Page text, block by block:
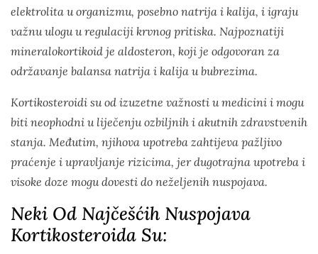
elektrolita u organizmu, posebno natrija i kalija, i igraju
važnu ulogu u regulaciji krvnog pritiska. Najpoznatiji
mineralokortikoid je aldosteron, koji je odgovoran za
održavanje balansa natrija i kalija u bubrezima.
Kortikosteroidi su od izuzetne važnosti u medicini i mogu
biti neophodni u liječenju ozbiljnih i akutnih zdravstvenih
stanja. Međutim, njihova upotreba zahtijeva pažljivo
praćenje i upravljanje rizicima, jer dugotrajna upotreba i
visoke doze mogu dovesti do neželjenih nuspojava.
Neki Od Najčešćih Nuspojava
Kortikosteroida Su: